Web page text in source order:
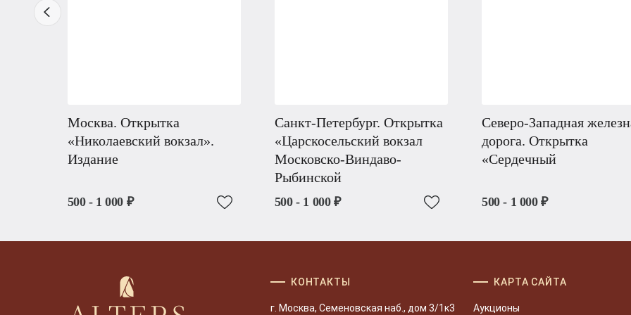
Москва. Открытка
«Николаевский вокзал».
Издание
500 - 1 000 ₽
Санкт-Петербург. Открытка
«Царскосельский вокзал
Московско-Виндаво-
Рыбинской
500 - 1 000 ₽
Северо-Западная
дорога. Открытка
«Сердечный
500 - 1 000 ₽
КОНТАКТЫ
г. Москва, Семеновская наб., дом 3/1к3
КАРТА САЙТА
Аукционы